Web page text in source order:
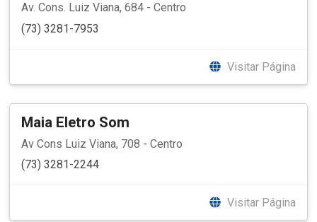
Av. Cons. Luiz Viana, 684 - Centro
(73) 3281-7953
Visitar Página
Maia Eletro Som
Av Cons Luiz Viana, 708 - Centro
(73) 3281-2244
Visitar Página